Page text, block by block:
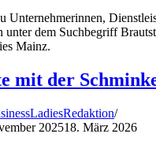
Unternehmerinnen,
unter dem Suchbegriff
Mainz.
mit der
202518. März 2026